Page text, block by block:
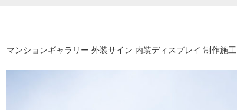
マンションギャラリー 外装サイン 内装ディスプレイ 制作施工